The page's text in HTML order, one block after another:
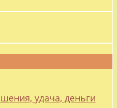
удача, деньги